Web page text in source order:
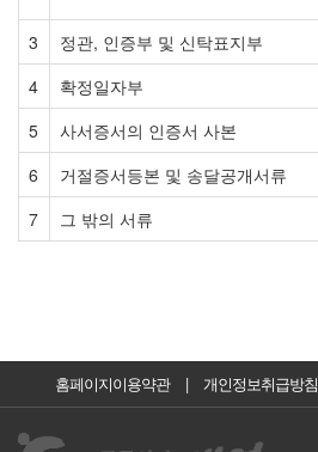
3 정관, 인증부 및 신탁표지부
4
확정일자부
5
사서증서의 인증서 사본
6
거절증서등본 및 송달공개서류
7
그 밖의 서류
홈페이지이용약관 | 개인정보취급방침